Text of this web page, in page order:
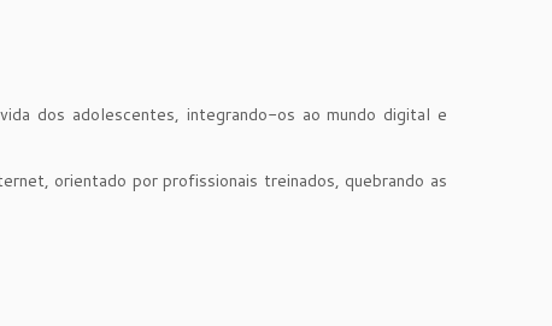
dos adolescentes, integrando-os ao mundo digital e
orientado por profissionais treinados, quebrando as